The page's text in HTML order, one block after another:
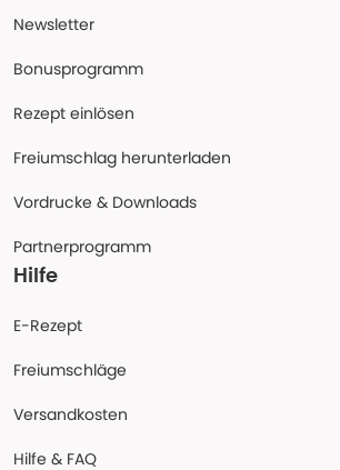
Newsletter
Bonusprogramm
Rezept einlösen
Freiumschlag herunterladen
Vordrucke & Downloads
Partnerprogramm
Hilfe
E-Rezept
Freiumschläge
Versandkosten
Hilfe & FAQ